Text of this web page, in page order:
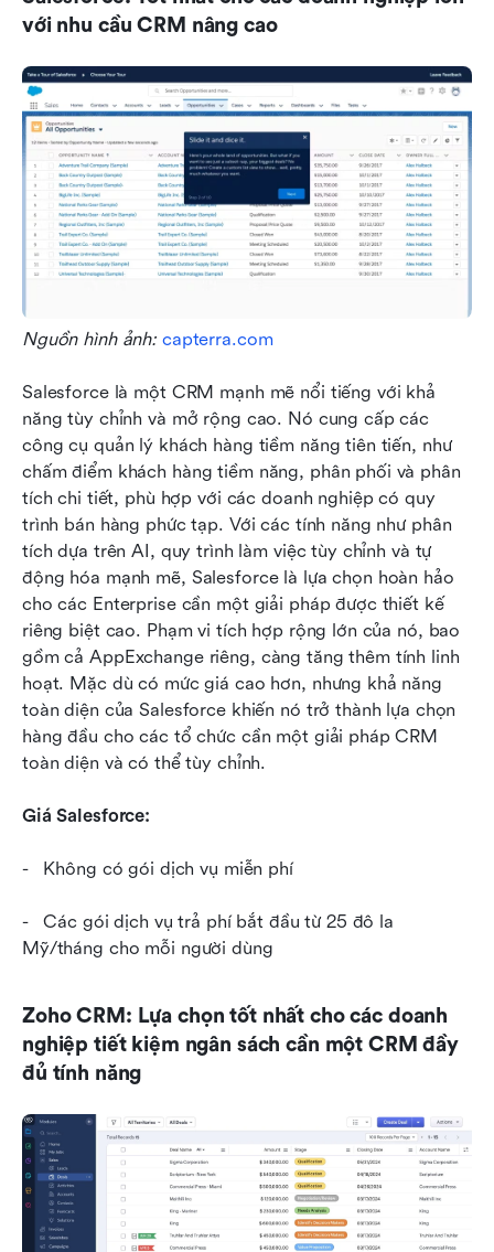
với nhu cầu CRM nâng cao
Nguồn hình ảnh: capterra.com
Salesforce là một CRM mạnh mẽ nổi tiếng với khả
năng tùy chỉnh và mở rộng cao. Nó cung cấp các
công cụ quản lý khách hàng tiềm năng tiên tiến, như
chấm điểm khách hàng tiềm năng, phân phối và phân
tích chi tiết, phù hợp với các doanh nghiệp có quy
trình bán hàng phức tạp. Với các tính năng như phân
tích dựa trên AI, quy trình làm việc tùy chỉnh và tự
động hóa mạnh mẽ, Salesforce là lựa chọn hoàn hảo
cho các Enterprise cần một giải pháp được thiết kế
riêng biệt cao. Phạm vi tích hợp rộng lớn của nó, bao
gồm cả AppExchange riêng, càng tăng thêm tính linh
hoạt. Mặc dù có mức giá cao hơn, nhưng khả năng
toàn diện của Salesforce khiến nó trở thành lựa chọn
hàng đầu cho các tổ chức cần một giải pháp CRM
toàn diện và có thể tùy chỉnh.
Giá Salesforce:
-   Không có gói dịch vụ miễn phí
-   Các gói dịch vụ trả phí bắt đầu từ 25 đô la
Mỹ/tháng cho mỗi người dùng
Zoho CRM: Lựa chọn tốt nhất cho các doanh
nghiệp tiết kiệm ngân sách cần một CRM đầy
đủ tính năng